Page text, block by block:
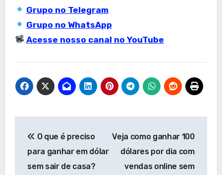
Grupo no Telegram
Grupo no WhatsApp
Acesse nosso canal no YouTube
de
Post
O que é preciso
para ganhar em dólar
sem sair de casa?
Veja como ganhar 100
dólares por dia com
vendas online sem